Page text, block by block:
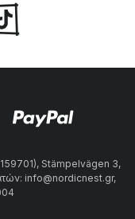
Stämpelvägen 3,
info@nordicnest.gr,